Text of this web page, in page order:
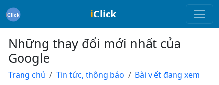
iClick
Những thay đổi mới nhất của
Google
Trang chủ Tin tức, thông báo Bài viết đang xem